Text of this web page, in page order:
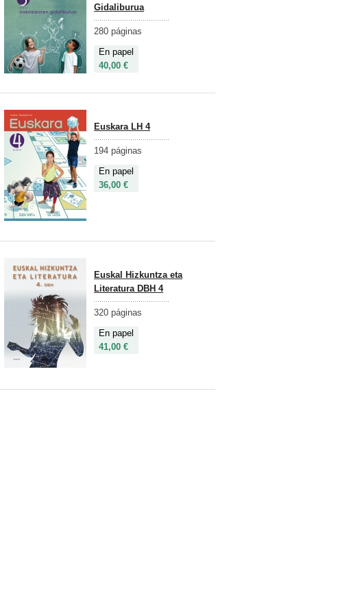
Gidaliburua
280 páginas
En papel
40,00 €
Euskara LH 4
194 páginas
En papel
36,00 €
Euskal Hizkuntza eta
Literatura DBH 4
320 páginas
En papel
41,00 €